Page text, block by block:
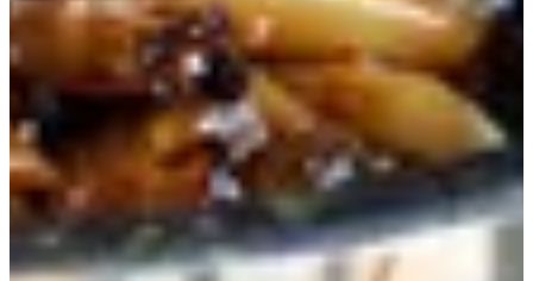
الجمعات
شوربة
سلطات
مقبلات
أرز و نودلز
سوشي
ساشيمي